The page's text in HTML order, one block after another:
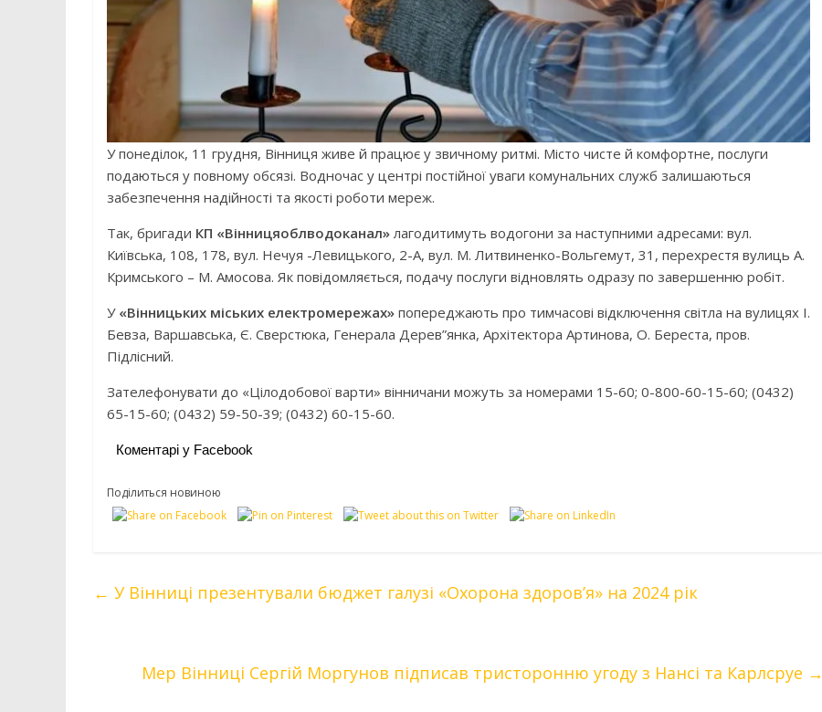
У понеділок, 11 грудня, Вінниця живе й працює у звичному ритмі. Місто чисте й комфортне, послуги
подаються у повному обсязі. Водночас у центрі постійної уваги комунальних служб залишаються
забезпечення надійності та якості роботи мереж.
Так, бригади КП «Вінницяоблводоканал» лагодитимуть водогони за наступними адресами: вул.
Київська, 108, 178, вул. Нечуя -Левицького, 2-А, вул. М. Литвиненко-Вольгемут, 31, перехрестя вулиць А.
Кримського – М. Амосова. Як повідомляється, подачу послуги відновлять одразу по завершенню робіт.
У «Вінницьких міських електромережах» попереджають про тимчасові відключення світла на вулицях І.
Бевза, Варшавська, Є. Сверстюка, Генерала Дерев”янка, Архітектора Артинова, О. Береста, пров.
Підлісний.
Зателефонувати до «Цілодобової варти» вінничани можуть за номерами 15-60; 0-800-60-15-60; (0432)
65-15-60; (0432) 59-50-39; (0432) 60-15-60.
Коментарі у Facebook
Поділиться новиною
← У Вінниці презентували бюджет галузі «Охорона здоров’я» на 2024 рік
Мер Вінниці Сергій Моргунов підписав тристоронню угоду з Нансі та Карлсруе →